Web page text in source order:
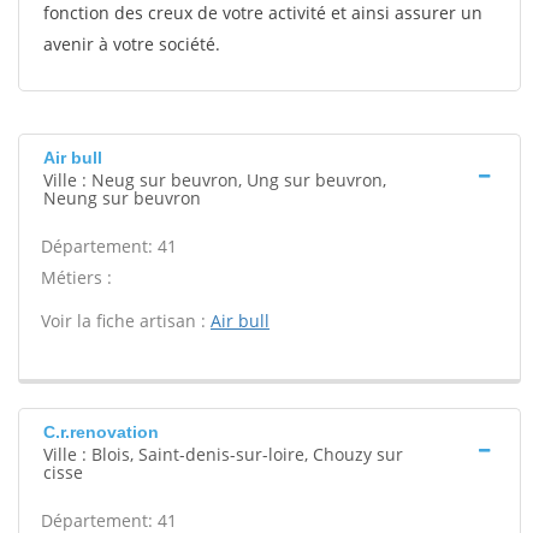
fonction des creux de votre activité et ainsi assurer un
avenir à votre société.
Air bull
Ville : Neug sur beuvron, Ung sur beuvron,
Neung sur beuvron
Département: 41
Métiers :
Voir la fiche artisan : Air bull
C.r.renovation
Ville : Blois, Saint-denis-sur-loire, Chouzy sur
cisse
Département: 41